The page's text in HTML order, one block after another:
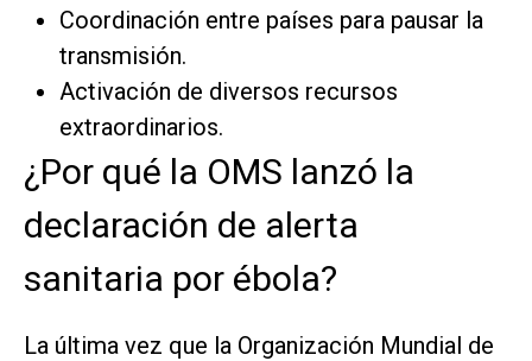
Coordinación entre países para pausar la
transmisión.
Activación de diversos recursos
extraordinarios.
¿Por qué la OMS lanzó la
declaración de alerta
sanitaria por ébola?
La última vez que la Organización Mundial de